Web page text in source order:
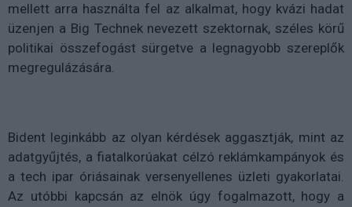
mellett arra használta fel az alkalmat, hogy kvázi hadat
üzenjen a Big Technek nevezett szektornak, széles körű
politikai összefogást sürgetve a legnagyobb szereplők
megregulázására.
Bident leginkább az olyan kérdések aggasztják, mint az
adatgyűjtés, a fiatalkorúakat célzó reklámkampányok és
a tech ipar óriásainak versenyellenes üzleti gyakorlatai.
Az utóbbi kapcsán az elnök úgy fogalmazott, hogy a